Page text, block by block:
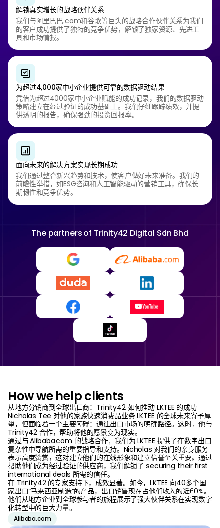
解锁真实增长的战略伙伴关系
我们与阿里巴巴.com和谷歌等巨头的战略合作伙伴关系为我们
的客户成功提供了独特的竞争优势，解锁了独家资源、先进工
具和市场情报。
为超过4,000家中小企业提供可靠的数据驱动结果
凭借为超过4000家中小企业赋能的成功记录，我们的数据驱动
策略建立在经过验证的成功基础上。我们仔细跟踪绩效，并提
供透明的报告，确保强劲的投资回报率。
面向未来的解决方案实现长期成功
我们通过整合新兴趋势和技术，使客户做好未来准备。我们的
前瞻性举措，如ESG咨询和人工智能驱动的营销工具，确保长
期韧性和竞争优势。
The partners of Trinity42 Digital Sdn Bhd
How we help clients
从地方分销商到全球出口商：Trinity42 如何推动 LKTEE 的成功
Nicholas Tee 对他的家族快速消费品业务 LKTEE 的全球未来寄予厚
望，但面临着一个主要障碍：通往出口市场的明确路径。这时，他与
Trinity42 合作，帮助将他的愿景变为现实。
通过与 Alibaba.com 的战略合作，我们为 LKTEE 提供了在数字出口
复杂性中导航所需的重要指导和支持。Nicholas 对我们的亲身服务
表示高度赞赏，这对建立他们的在线形象和建立信誉至关重要。通过
帮助他们成为经过验证的供应商，我们解锁了 securing their first
international deals 所需的信任。
在 Trinity42 的专家支持下，成效显著。如今，LKTEE 向40多个国
家出口“马来西亚制造”的产品，出口销售现在占他们收入的近60%。
他们从地方企业到全球参与者的旅程展示了强大伙伴关系在实现数字
化转型中的巨大力量。
Alibaba.com